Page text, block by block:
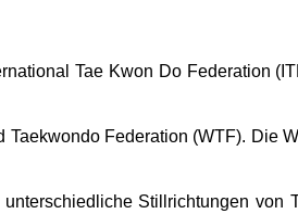
Tae Kwon Do Federation
Federation (WTF). Die
Stillrichtungen